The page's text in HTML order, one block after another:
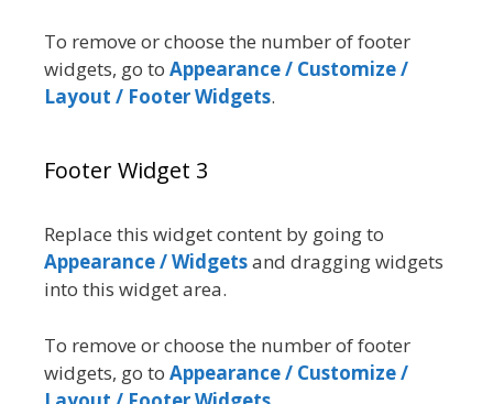
To remove or choose the number of footer
widgets, go to Appearance / Customize /
Layout / Footer Widgets.
Footer Widget 3
Replace this widget content by going to
Appearance / Widgetsand dragging widgets
into this widget area.
To remove or choose the number of footer
widgets, go to Appearance / Customize /